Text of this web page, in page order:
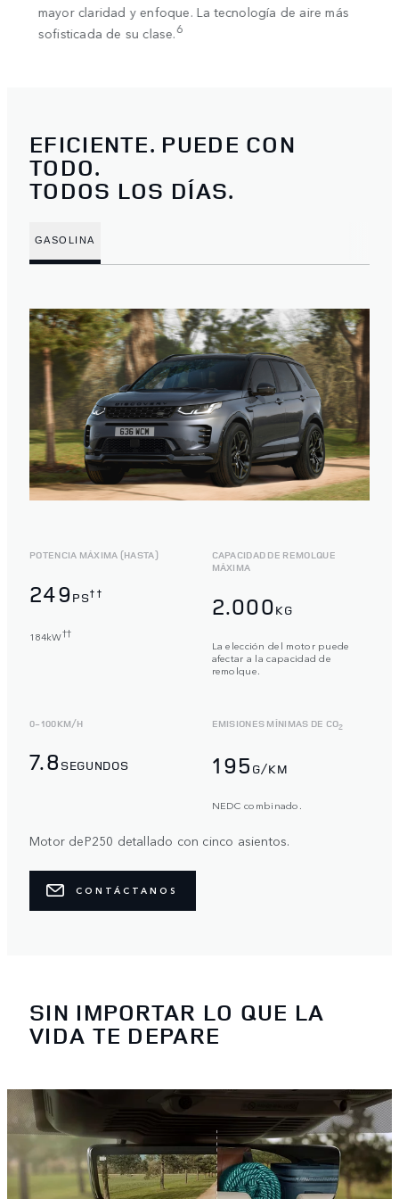
mayor claridad y enfoque. La tecnología de aire más
sofisticada de su clase.6
EFICIENTE. PUEDE CON
TODO.
TODOS LOS DÍAS.
GASOLINA
POTENCIA MÁXIMA (HASTA)
249PS††
184kW††
CAPACIDAD DE REMOLQUE
MÁXIMA
2.000KG
La elección del motor puede
afectar a la capacidad de
remolque.
0-100KM/H
7.8 SEGUNDOS
EMISIONES MÍNIMAS DE CO2
195 G/KM
NEDC combinado.
Motor deP250 detallado con cinco asientos.
CONTÁCTANOS
SIN IMPORTAR LO QUE LA
VIDA TE DEPARE